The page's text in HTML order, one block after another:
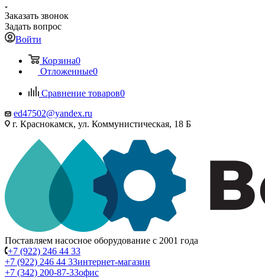
Заказать звонок
Задать вопрос
Войти
Корзина0
Отложенные0
Сравнение товаров0
ed47502@yandex.ru
г. Краснокамск, ул. Коммунистическая, 18 Б
Поставляем насосное оборудование с 2001 года
+7 (922) 246 44 33
+7 (922) 246 44 33интернет-магазин
+7 (342) 200-87-33офис